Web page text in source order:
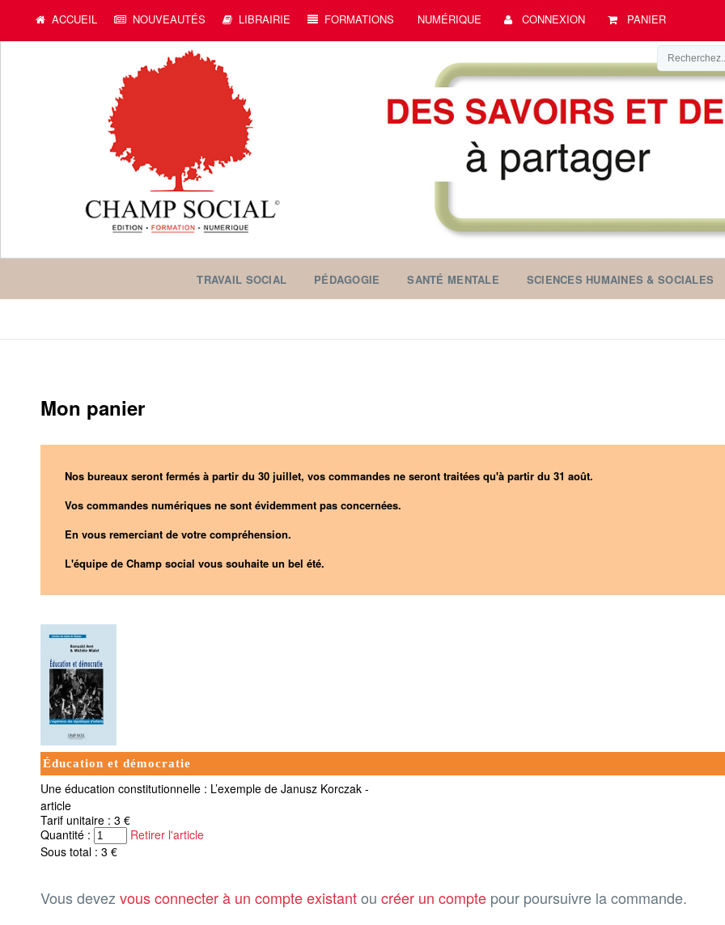
ACCUEIL NOUVEAUTÉS LIBRAIRIE FORMATIONS NUMÉRIQUE CONNEXION PANIER
TRAVAIL SOCIAL PÉDAGOGIE SANTÉ MENTALE SCIENCES HUMAINES & SOCIALES
Mon panier
Nos bureaux seront fermés à partir du 30 juillet, vos commandes ne seront traitées qu'à partir du 31 août.
Vos commandes numériques ne sont évidemment pas concernées.
En vous remerciant de votre compréhension.
L'équipe de Champ social vous souhaite un bel été.
Éducation et démocratie
Une éducation constitutionnelle : L’exemple de Janusz Korczak -
article
Tarif unitaire : 3 €
Quantité :
Retirer l'article
Sous total : 3 €
Vous devezvous connecter à un compte existantou créer un compte pour poursuivre la commande.